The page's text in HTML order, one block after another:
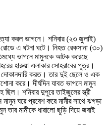
করল ভাগনে। শনিবার (২৩ জুলাই)
এ ঘটনা ঘটে। নিহত রেকসানা (৩০)
ভাগনে মামুনকে আটক করেছে
হারুয়া এলাকার সোহরাবের পুত্র।
দোকানদারি করত। তার দুই ছেলে ও এক
করে। দীর্ঘদিন যাবত ভাগনে মামুন
ছিল। শনিবার দুপুরে তাইজুলের স্ত্রী
ঘরে প্রবেশ করে মামীর সাথে ঝগড়া
তার মামীকে ধারালো ছুড়ি দিয়ে জবাই